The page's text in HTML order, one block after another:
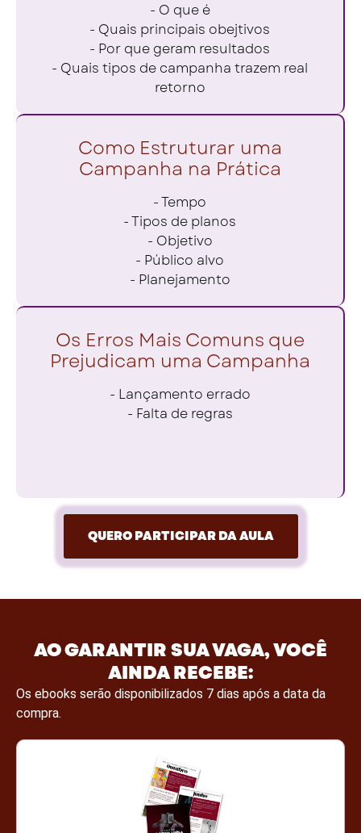
- O que é
- Quais principais obejtivos
- Por que geram resultados
- Quais tipos de campanha trazem real
retorno
Como Estruturar uma
Campanha na Prática
- Tempo
- Tipos de planos
- Objetivo
- Público alvo
- Planejamento
Os Erros Mais Comuns que
Prejudicam uma Campanha
- Lançamento errado
- Falta de regras
QUERO PARTICIPAR DA AULA
AO GARANTIR SUA VAGA, VOCÊ
AINDA RECEBE:
Os ebooks serão disponibilizados 7 dias após a data da
compra.